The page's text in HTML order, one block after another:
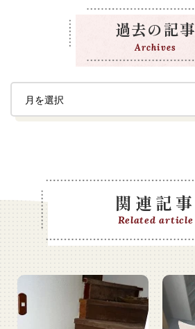
過去の記事
Archives
関連記事
Related article